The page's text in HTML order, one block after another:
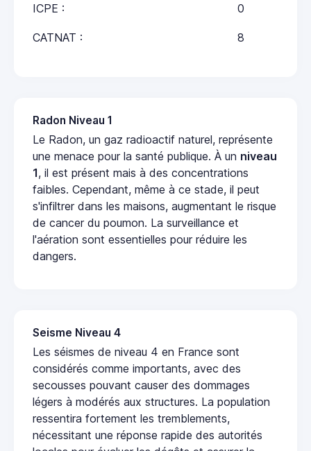
ICPE : 0
CATNAT : 8
Radon Niveau 1
Le Radon, un gaz radioactif naturel, représente
une menace pour la santé publique. À un niveau
1, il est présent mais à des concentrations
faibles. Cependant, même à ce stade, il peut
s'infiltrer dans les maisons, augmentant le risque
de cancer du poumon. La surveillance et
l'aération sont essentielles pour réduire les
dangers.
Seisme Niveau 4
Les séismes de niveau 4 en France sont
considérés comme importants, avec des
secousses pouvant causer des dommages
légers à modérés aux structures. La population
ressentira fortement les tremblements,
nécessitant une réponse rapide des autorités